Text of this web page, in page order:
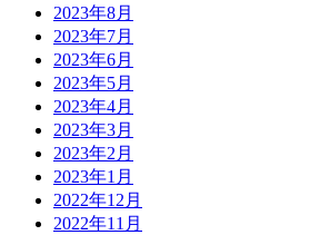
2023年8月
2023年7月
2023年6月
2023年5月
2023年4月
2023年3月
2023年2月
2023年1月
2022年12月
2022年11月